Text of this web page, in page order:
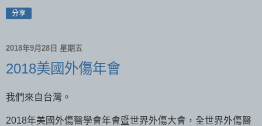
分享
2018年9月28日 星期五
2018美國外傷年會
我們來自台灣。
2018年美國外傷醫學會年會暨世界外傷大會，全世界外傷醫